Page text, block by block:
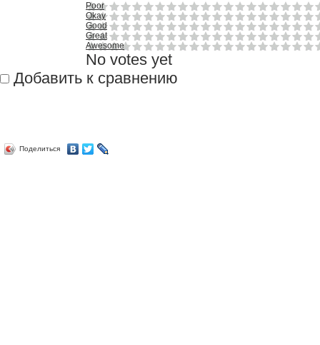
Poor
Okay
Good
Great
Awesome
No votes yet
Добавить к сравнению
Поделиться